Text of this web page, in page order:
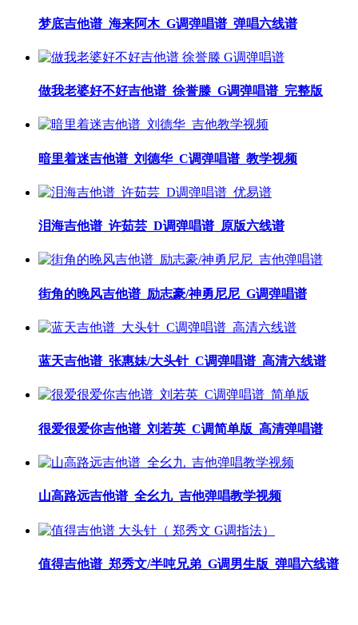
梦底吉他谱_海来阿木_G调弹唱谱_弹唱六线谱
做我老婆好不好吉他谱_徐誉滕_G调弹唱谱_完整版
暗里着迷吉他谱_刘德华_C调弹唱谱_教学视频
泪海吉他谱_许茹芸_D调弹唱谱_原版六线谱
街角的晚风吉他谱_励志豪/神勇尼尼_G调弹唱谱
蓝天吉他谱_张惠妹/大头针_C调弹唱谱_高清六线谱
很爱很爱你吉他谱_刘若英_C调简单版_高清弹唱谱
山高路远吉他谱_全幺九_吉他弹唱教学视频
值得吉他谱_郑秀文/半吨兄弟_G调男生版_弹唱六线谱